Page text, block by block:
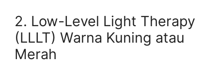
2. Low-Level Light Therapy
(LLLT) Warna Kuning atau
Merah